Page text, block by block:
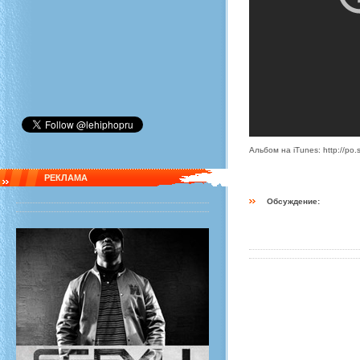
РЕКЛАМА
Альбом на iTunes: http://
Обсуждение: